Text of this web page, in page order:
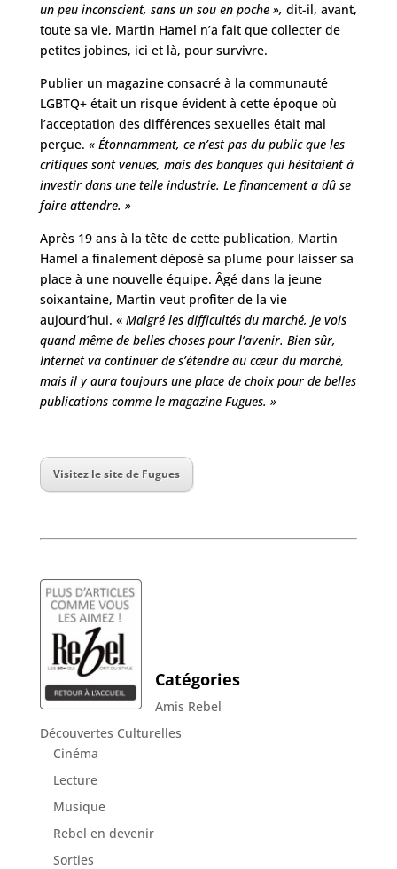
un peu inconscient, sans un sou en poche », dit-il, avant,
toute sa vie, Martin Hamel n’a fait que collecter de
petites jobines, ici et là, pour survivre.
Publier un magazine consacré à la communauté
LGBTQ+ était un risque évident à cette époque où
l’acceptation des différences sexuelles était mal
perçue. « Étonnamment, ce n’est pas du public que les
critiques sont venues, mais des banques qui hésitaient à
investir dans une telle industrie. Le financement a dû se
faire attendre. »
Après 19 ans à la tête de cette publication, Martin
Hamel a finalement déposé sa plume pour laisser sa
place à une nouvelle équipe. Âgé dans la jeune
soixantaine, Martin veut profiter de la vie
aujourd’hui. «Malgré les difficultés du marché, je vois
quand même de belles choses pour l’avenir. Bien sûr,
Internet va continuer de s’étendre au cœur du marché,
mais il y aura toujours une place de choix pour de belles
publications comme le magazine Fugues. »
Visitez le site de Fugues
Catégories
Amis Rebel
Découvertes Culturelles
Cinéma
Lecture
Musique
Rebel en devenir
Sorties